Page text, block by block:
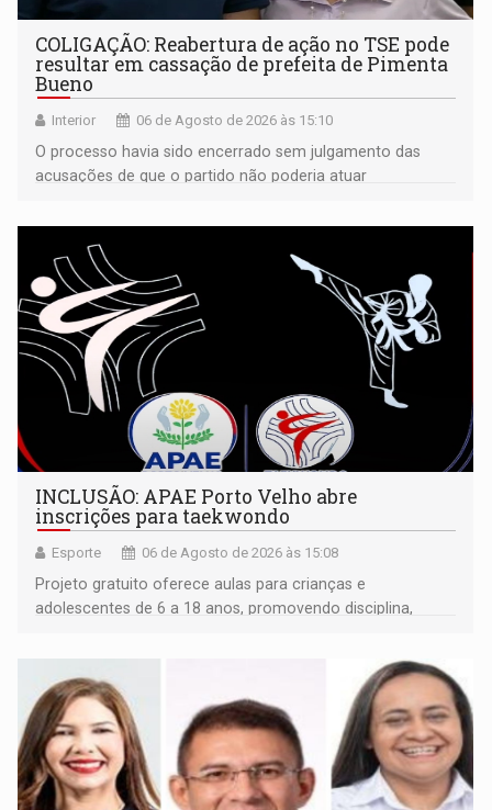
COLIGAÇÃO: Reabertura de ação no TSE pode
resultar em cassação de prefeita de Pimenta
Bueno
Interior 06 de Agosto de 2026 às 15:10
O processo havia sido encerrado sem julgamento das
acusações de que o partido não poderia atuar
INCLUSÃO: APAE Porto Velho abre
inscrições para taekwondo
Esporte 06 de Agosto de 2026 às 15:08
Projeto gratuito oferece aulas para crianças e
adolescentes de 6 a 18 anos, promovendo disciplina,